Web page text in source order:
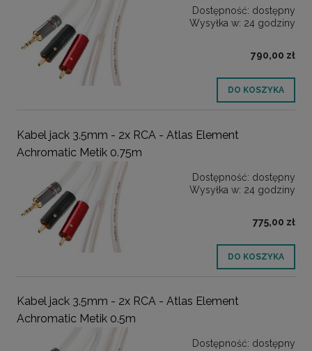
Dostępność: dostępny
Wysyłka w: 24 godziny
790,00 zł
DO KOSZYKA
Kabel jack 3.5mm - 2x RCA - Atlas Element
Achromatic Metik 0.75m
Dostępność: dostępny
Wysyłka w: 24 godziny
775,00 zł
DO KOSZYKA
Kabel jack 3.5mm - 2x RCA - Atlas Element
Achromatic Metik 0.5m
Dostępność: dostępny